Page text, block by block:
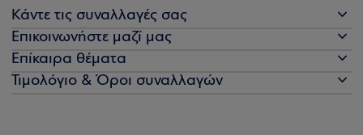
Κάντε τις συναλλαγές σας
Επικοινωνήστε μαζί μας
Επίκαιρα θέματα
Τιμολόγιο & Όροι συναλλαγών